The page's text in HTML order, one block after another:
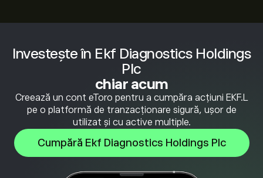
Investește în Ekf Diagnostics Holdings
Plc
chiar acum
Creează un cont eToro pentru a cumpăra acțiuni EKF.L
pe o platformă de tranzacționare sigură, ușor de
utilizat și cu active multiple.
Cumpără Ekf Diagnostics Holdings Plc